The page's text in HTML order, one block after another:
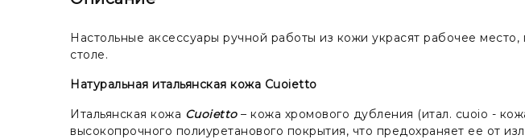
Настольные аксессуары ручной работы из кожи украсят рабочее
столе.
Натуральная итальянская кожа Cuoietto
Итальянская кожа Cuoietto– кожа хромового дубления (итал. cuoio -
высокопрочного полиуретанового покрытия, что предохраняет ее от